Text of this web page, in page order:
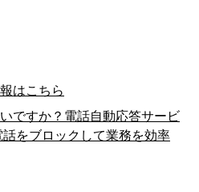
はこちら
ですか？電話自動応答サービ
をブロックして業務を効率